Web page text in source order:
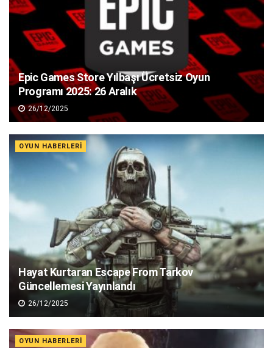
Epic Games Store Yılbaşı Ücretsiz Oyun
Programı 2025: 26 Aralık
26/12/2025
OYUN HABERLERI
Hayat Kurtaran Escape From Tarkov
Güncellemesi Yayınlandı
26/12/2025
OYUN HABERLERI